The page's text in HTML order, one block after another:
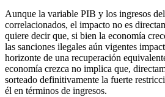
Aunque la variable PIB y los ingresos
correlacionados, el impacto no es
quiere decir que, si bien la economía
las sanciones ilegales aún vigentes
horizonte de una recuperación
economía crezca no implica que,
sorteado definitivamente la fuerte
él en términos de ingresos.